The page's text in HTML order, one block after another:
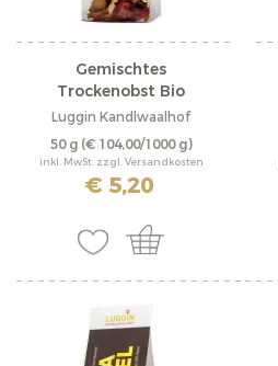
Gemischtes
Trockenobst Bio
Luggin Kandlwaalhof
50 g (€ 104,00/1000 g)
inkl. MwSt. zzgl. Versandkosten
€ 5,20